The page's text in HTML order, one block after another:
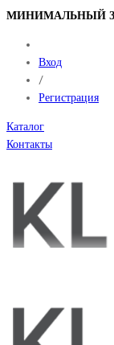
МИНИМАЛЬНЫЙ
Вход
/
Регистрация
Каталог
Контакты